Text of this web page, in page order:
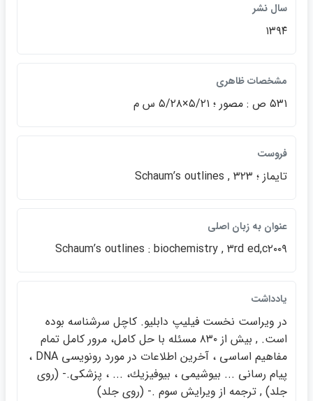
سال نشر
۱۳۹۴
مشخصات ظاهري
۵۳۱ ص : مصور ؛ ۵/۲۱×۵/۲۸ س م
فروست
تايماز ؛ ۳۲۳ , Schaumʹs outlines
عنوان به زبان اصلي
Schaumʹs outlines : biochemistry , ۳rd ed,c۲۰۰۹
يادداشت
در ويراست نخست فيليپ دابليو. كاچل سرشناسه بوده
است. , بيش از ۸۳۰ مسئله با حل كامل، مرور كامل تمام
مفاهيم اساسي ، آخرين اطلاعات در مورد رونويسي DNA ،
پيام رساني ... بيوشيمي ، بيوفيزيك، ... ، پزشكي.- (روي
جلد) , ترجمه از ويرايش سوم .- (روي جلد)